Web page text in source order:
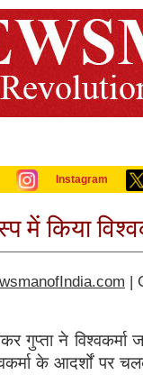
Instagram
में किया
|
गुप्ता ने
के आदर्शों पर